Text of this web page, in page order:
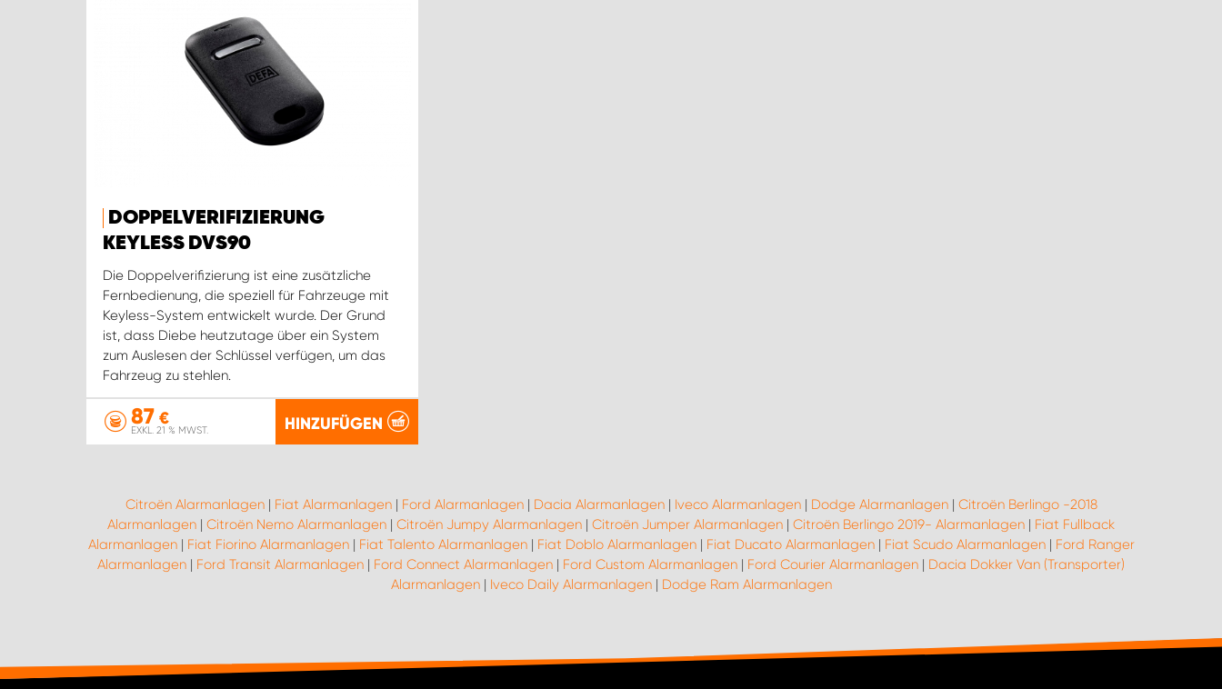
DOPPELVERIFIZIERUNG
KEYLESS DVS90
Die Doppelverifizierung ist eine zusätzliche
Fernbedienung, die speziell für Fahrzeuge mit
Keyless-System entwickelt wurde. Der Grund
ist, dass Diebe heutzutage über ein System
zum Auslesen der Schlüssel verfügen, um das
Fahrzeug zu stehlen.
87 €
EXKL. 21 % MWST. HINZUFÜGEN
Citroën Alarmanlagen| Fiat Alarmanlagen| Ford Alarmanlagen| Dacia Alarmanlagen| Iveco Alarmanlagen| Dodge Alarmanlagen| Citroën Berlingo -2018
Alarmanlagen | Citroën Nemo Alarmanlagen | Citroën Jumpy Alarmanlagen | Citroën Jumper Alarmanlagen | Citroën Berlingo 2019- Alarmanlagen | Fiat Fullback
Alarmanlagen| Fiat Fiorino Alarmanlagen| Fiat Talento Alarmanlagen| Fiat Doblo Alarmanlagen| Fiat Ducato Alarmanlagen| Fiat Scudo Alarmanlagen| Ford Ranger
Alarmanlagen | Ford Transit Alarmanlagen | Ford Connect Alarmanlagen | Ford Custom Alarmanlagen | Ford Courier Alarmanlagen | Dacia Dokker Van (Transporter)
Alarmanlagen| Iveco Daily Alarmanlagen| Dodge Ram Alarmanlagen